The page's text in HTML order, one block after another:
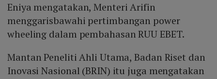
Eniya mengatakan, Menteri Arifin
menggarisbawahi pertimbangan power
wheeling dalam pembahasan RUU EBET.
Mantan Peneliti Ahli Utama, Badan Riset dan
Inovasi Nasional (BRIN) itu juga mengatakan